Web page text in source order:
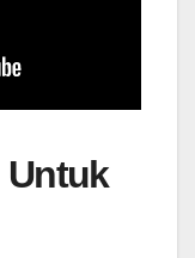
Untuk